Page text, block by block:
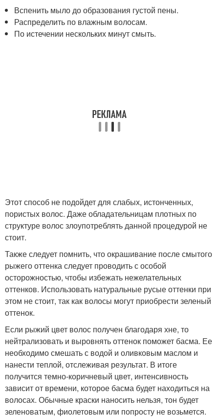
Вспенить мыло до образования густой пены.
Распределить по влажным волосам.
По истечении нескольких минут смыть.
Этот способ не подойдет для слабых, истонченных,
пористых волос. Даже обладательницам плотных по
структуре волос злоупотреблять данной процедурой не
стоит.
Также следует помнить, что окрашивание после смытого
рыжего оттенка следует проводить с особой
осторожностью, чтобы избежать нежелательных
оттенков. Использовать натуральные русые оттенки при
этом не стоит, так как волосы могут приобрести зеленый
оттенок.
Если рыжий цвет волос получен благодаря хне, то
нейтрализовать и выровнять оттенок поможет басма. Ее
необходимо смешать с водой и оливковым маслом и
нанести теплой, отслеживая результат. В итоге
получится темно-коричневый цвет, интенсивность
зависит от времени, которое басма будет находиться на
волосах. Обычные краски наносить нельзя, тон будет
зеленоватым, фиолетовым или попросту не возьмется.